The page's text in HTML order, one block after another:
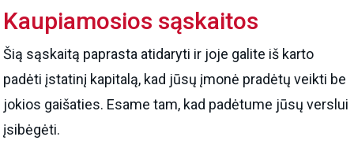
Kaupiamosios sąskaitos
Šią sąskaitą paprasta atidaryti ir joje galite iš karto
padėti įstatinį kapitalą, kad jūsų įmonė pradėtų veikti be
jokios gaišaties. Esame tam, kad padėtume jūsų verslui
įsibėgėti.